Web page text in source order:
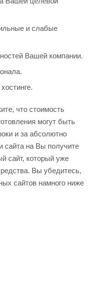
и слабые
Вашей компании.
что стоимость
могут быть
и за абсолютно
сайта на Вы получите
сайт, который уже
Вы убедитесь,
сайтов намного ниже